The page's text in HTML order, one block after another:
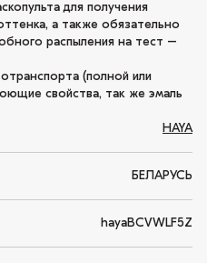
для получения
а также обязательно
распыления на тест –
(полной или
свойства, так же эмаль
HAYA
БЕЛАРУСЬ
hayaBCVWLF5Z